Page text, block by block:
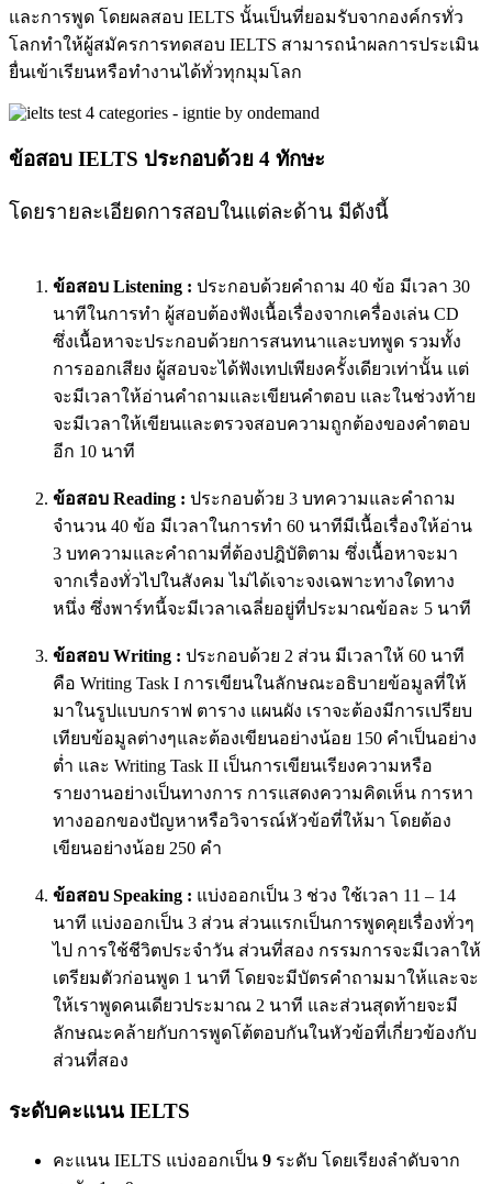
และการพูด โดยผลสอบ IELTS นั้นเป็นที่ยอมรับจากองค์กรทั่ว
โลกทำให้ผู้สมัครการทดสอบ IELTS สามารถนำผลการประเมิน
ยื่นเข้าเรียนหรือทำงานได้ทั่วทุกมุมโลก
ข้อสอบ IELTS ประกอบด้วย 4 ทักษะ
โดยรายละเอียดการสอบในแต่ละด้าน มีดังนี้
ข้อสอบ Listening : ประกอบด้วยคำถาม 40 ข้อ มีเวลา 30
นาทีในการทำ ผู้สอบต้องฟังเนื้อเรื่องจากเครื่องเล่น CD
ซึ่งเนื้อหาจะประกอบด้วยการสนทนาและบทพูด รวมทั้ง
การออกเสียง ผู้สอบจะได้ฟังเทปเพียงครั้งเดียวเท่านั้น แต่
จะมีเวลาให้อ่านคำถามและเขียนคำตอบ และในช่วงท้าย
จะมีเวลาให้เขียนและตรวจสอบความถูกต้องของคำตอบ
อีก 10 นาที
ข้อสอบ Reading : ประกอบด้วย 3 บทความและคำถาม
จำนวน 40 ข้อ มีเวลาในการทำ 60 นาทีมีเนื้อเรื่องให้อ่าน
3 บทความและคำถามที่ต้องปฎิบัติตาม ซึ่งเนื้อหาจะมา
จากเรื่องทั่วไปในสังคม ไม่ได้เจาะจงเฉพาะทางใดทาง
หนึ่ง ซึ่งพาร์ทนี้จะมีเวลาเฉลี่ยอยู่ที่ประมาณข้อละ 5 นาที
ข้อสอบ Writing : ประกอบด้วย 2 ส่วน มีเวลาให้ 60 นาที
คือ Writing Task I การเขียนในลักษณะอธิบายข้อมูลที่ให้
มาในรูปแบบกราฟ ตาราง แผนผัง เราจะต้องมีการเปรียบ
เทียบข้อมูลต่างๆและต้องเขียนอย่างน้อย 150 คำเป็นอย่าง
ต่ำ และ Writing Task II เป็นการเขียนเรียงความหรือ
รายงานอย่างเป็นทางการ การแสดงความคิดเห็น การหา
ทางออกของปัญหาหรือวิจารณ์หัวข้อที่ให้มา โดยต้อง
เขียนอย่างน้อย 250 คำ
ข้อสอบ Speaking : แบ่งออกเป็น 3 ช่วง ใช้เวลา 11 – 14
นาที แบ่งออกเป็น 3 ส่วน ส่วนแรกเป็นการพูดคุยเรื่องทั่วๆ
ไป การใช้ชีวิตประจำวัน ส่วนที่สอง กรรมการจะมีเวลาให้
เตรียมตัวก่อนพูด 1 นาที โดยจะมีบัตรคำถามมาให้และจะ
ให้เราพูดคนเดียวประมาณ 2 นาที และส่วนสุดท้ายจะมี
ลักษณะคล้ายกับการพูดโต้ตอบกันในหัวข้อที่เกี่ยวข้องกับ
ส่วนที่สอง
ระดับคะแนน IELTS
คะแนน IELTS แบ่งออกเป็น 9 ระดับ โดยเรียงลำดับจาก